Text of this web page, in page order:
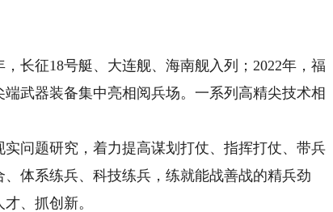
征18号艇、大连舰、海南舰入列；2022年，福
武器装备集中亮相阅兵场。一系列高精尖技术相
题研究，着力提高谋划打仗、指挥打仗、带兵
体系练兵、科技练兵，练就能战善战的精兵劲
、抓创新。